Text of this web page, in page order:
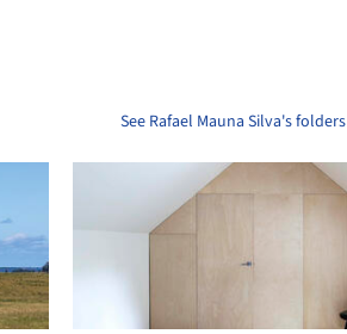
See Rafael Mauna Silva's folders